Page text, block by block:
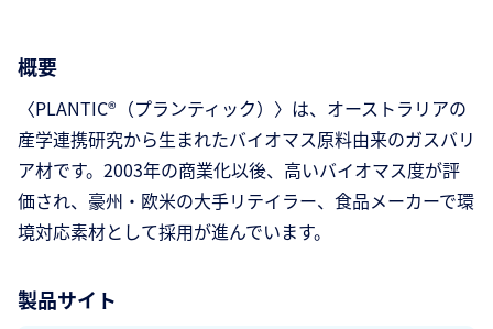
概要
〈PLANTIC®（プランティック）〉は、オーストラリアの
産学連携研究から生まれたバイオマス原料由来のガスバリ
ア材です。2003年の商業化以後、高いバイオマス度が評
価され、豪州・欧米の大手リテイラー、食品メーカーで環
境対応素材として採用が進んでいます。
製品サイト